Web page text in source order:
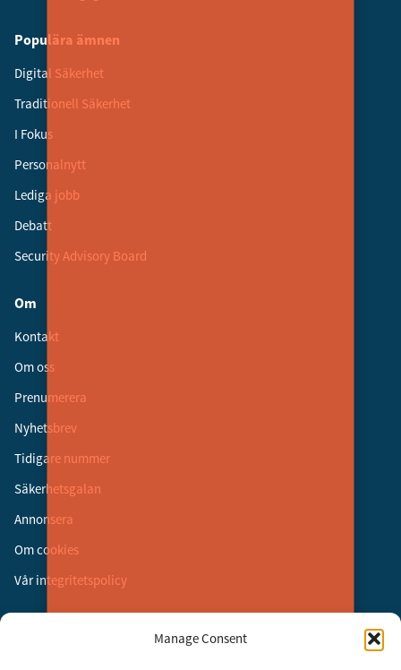
Manage Consent
Populära ämnen
Digital Säkerhet
Traditionell Säkerhet
I Fokus
Personalnytt
Lediga jobb
Debatt
Security Advisory Board
Om
Kontakt
Om oss
Prenumerera
Nyhetsbrev
Tidigare nummer
Säkerhetsgalan
Annonsera
Om cookies
Vår integritetspolicy